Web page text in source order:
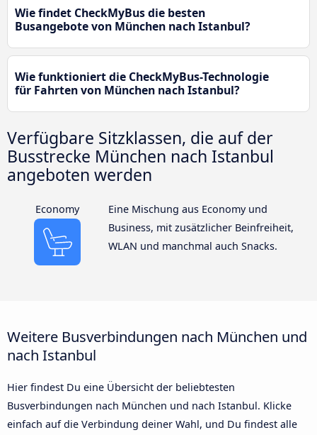
Wie findet CheckMyBus die besten
Busangebote von München nach Istanbul?
Wie funktioniert die CheckMyBus-Technologie
für Fahrten von München nach Istanbul?
Verfügbare Sitzklassen, die auf der
Busstrecke München nach Istanbul
angeboten werden
Economy
Eine Mischung aus Economy und
Business, mit zusätzlicher Beinfreiheit,
WLAN und manchmal auch Snacks.
Weitere Busverbindungen nach München und
nach Istanbul
Hier findest Du eine Übersicht der beliebtesten
Busverbindungen nach München und nach Istanbul. Klicke
einfach auf die Verbindung deiner Wahl, und Du findest alle